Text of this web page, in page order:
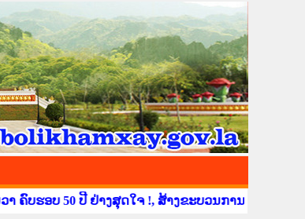
ບ 50 ປີ ຢ່າງສຸດໃຈ !, ສ້າງຂະບວນການຂໍ່ານັບຮັບຕ້ອນ ວັ